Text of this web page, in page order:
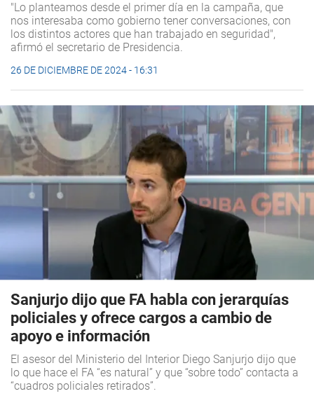
"Lo planteamos desde el primer día en la campaña, que
nos interesaba como gobierno tener conversaciones, con
los distintos actores que han trabajado en seguridad",
afirmó el secretario de Presidencia.
26 DE DICIEMBRE DE 2024 - 16:31
Sanjurjo dijo que FA habla con jerarquías
policiales y ofrece cargos a cambio de
apoyo e información
El asesor del Ministerio del Interior Diego Sanjurjo dijo que
lo que hace el FA “es natural” y que “sobre todo” contacta a
“cuadros policiales retirados”.